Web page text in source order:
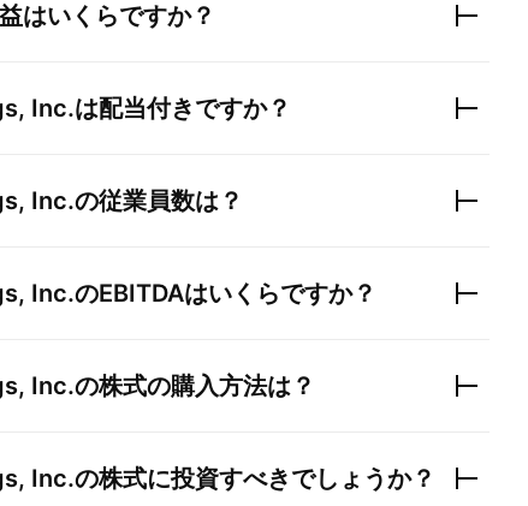
はいくらですか？
Inc.は配当付きですか？
Inc.の従業員数は？
Inc.のEBITDAはいくらですか？
Inc.の株式の購入方法は？
Inc.の株式に投資すべきでしょうか？